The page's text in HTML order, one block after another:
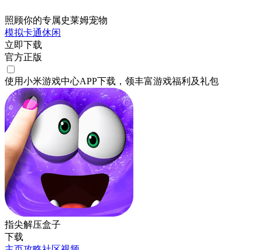
照顾你的专属史莱姆宠物
模拟卡通休闲
立即下载
官方正版
使用小米游戏中心APP下载 ，领丰富游戏福利 及礼包
指尖解压盒子
下载